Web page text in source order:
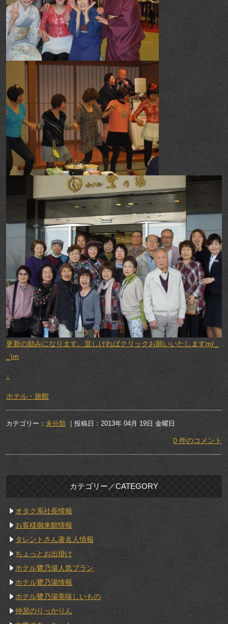
更新の励みになります。宜しければクリックお願いいたしますm(_
_)m
↓
ホテル・旅館
カテゴリー： 未分類 ｜投稿日：2013年 04月 19日 金曜日
0 件のコメント
カテゴリー／CATEGORY
オタク系社長情報
お客様御来館情報
タレントさん著名人情報
ちょっとお出掛け
ホテル鷺乃湯人気プラン
ホテル鷺乃湯情報
ホテル鷺乃湯美味しいもの
仲居のりっかりん